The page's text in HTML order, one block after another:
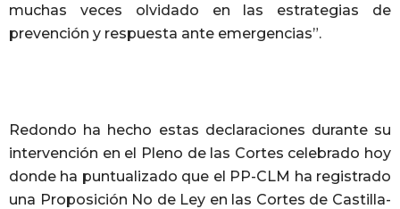
muchas veces olvidado en las estrategias de
prevención y respuesta ante emergencias”.
Redondo ha hecho estas declaraciones durante su
intervención en el Pleno de las Cortes celebrado hoy
donde ha puntualizado que el PP-CLM ha registrado
una Proposición No de Ley en las Cortes de Castilla-